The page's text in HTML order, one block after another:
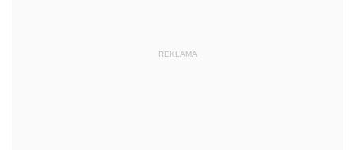
REKLAMA